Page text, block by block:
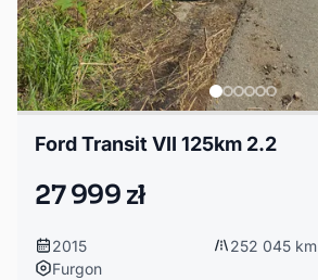
Ford Transit VII 125km 2.2
27 999 zł
2015
252 045 km
Furgon